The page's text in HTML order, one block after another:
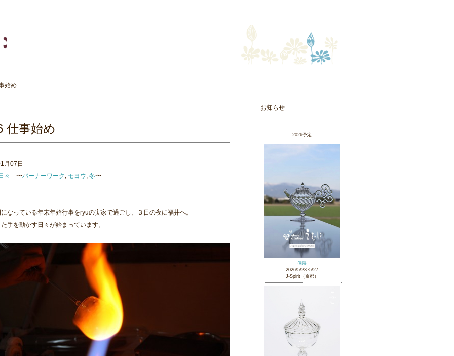
始め
仕事始め
月07日
々
〜バーナーワーク モヨウ 冬〜
なっている年末年始行事をryuの実家で過ごし、３日の夜に福井へ。
手を動かす日々が始まっています。
お知らせ
2026予定
個展
2026/5/23~5/27
J-Spirit（京都）